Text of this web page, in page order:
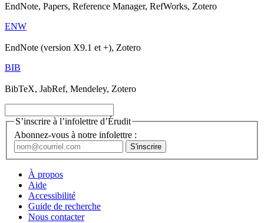
EndNote, Papers, Reference Manager, RefWorks, Zotero
ENW
EndNote (version X9.1 et +), Zotero
BIB
BibTeX, JabRef, Mendeley, Zotero
S’inscrire à l’infolettre d’Érudit
Abonnez-vous à notre infolettre :
À propos
Aide
Accessibilité
Guide de recherche
Nous contacter